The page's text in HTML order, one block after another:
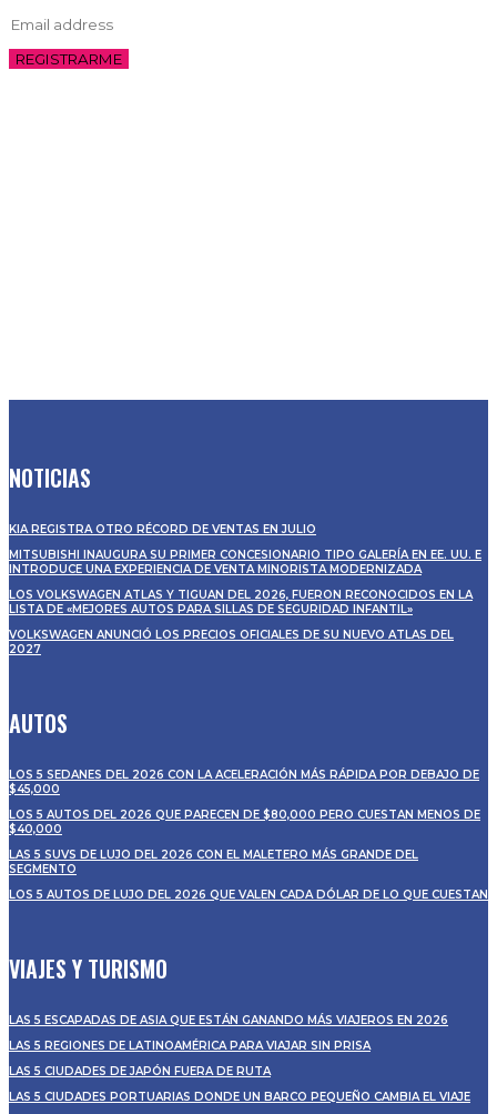
REGISTRARME
NOTICIAS
KIA REGISTRA OTRO RÉCORD DE VENTAS EN JULIO
MITSUBISHI INAUGURA SU PRIMER CONCESIONARIO TIPO GALERÍA EN EE. UU. E
INTRODUCE UNA EXPERIENCIA DE VENTA MINORISTA MODERNIZADA
LOS VOLKSWAGEN ATLAS Y TIGUAN DEL 2026, FUERON RECONOCIDOS EN LA
LISTA DE «MEJORES AUTOS PARA SILLAS DE SEGURIDAD INFANTIL»
VOLKSWAGEN ANUNCIÓ LOS PRECIOS OFICIALES DE SU NUEVO ATLAS DEL
2027
AUTOS
LOS 5 SEDANES DEL 2026 CON LA ACELERACIÓN MÁS RÁPIDA POR DEBAJO DE
$45,000
LOS 5 AUTOS DEL 2026 QUE PARECEN DE $80,000 PERO CUESTAN MENOS DE
$40,000
LAS 5 SUVS DE LUJO DEL 2026 CON EL MALETERO MÁS GRANDE DEL
SEGMENTO
LOS 5 AUTOS DE LUJO DEL 2026 QUE VALEN CADA DÓLAR DE LO QUE CUESTAN
VIAJES Y TURISMO
LAS 5 ESCAPADAS DE ASIA QUE ESTÁN GANANDO MÁS VIAJEROS EN 2026
LAS 5 REGIONES DE LATINOAMÉRICA PARA VIAJAR SIN PRISA
LAS 5 CIUDADES DE JAPÓN FUERA DE RUTA
LAS 5 CIUDADES PORTUARIAS DONDE UN BARCO PEQUEÑO CAMBIA EL VIAJE